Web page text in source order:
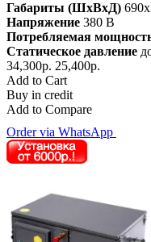
Габариты (ШхВхД)
Напряжение 380 В
Потребляемая
Статическое давление
34,300р. 25,400р.
Add to Cart
Buy in credit
Add to Compare
Order via WhatsApp